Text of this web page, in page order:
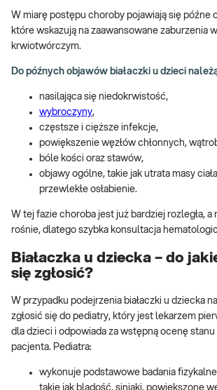
W miarę postępu choroby pojawiają się późne
które wskazują na zaawansowane zaburzenia
krwiotwórczym.
Do późnych objawów białaczki u dzieci
nasilająca się niedokrwistość,
wybroczyny,
częstsze i cięższe infekcje,
powiększenie węzłów chłonnych,
bóle kości oraz stawów,
objawy ogólne, takie jak utrata masy
przewlekłe osłabienie.
W tej fazie choroba jest już bardziej rozległa, a
rośnie, dlatego szybka konsultacja
Białaczka u dziecka – do
się zgłosić?
W przypadku podejrzenia białaczki u dziecka
zgłosić się do pediatry, który jest lekarzem
dla dzieci i odpowiada za wstępną ocenę stanu
pacjenta. Pediatra:
wykonuje podstawowe badania
takie jak bladość, siniaki, powiększone